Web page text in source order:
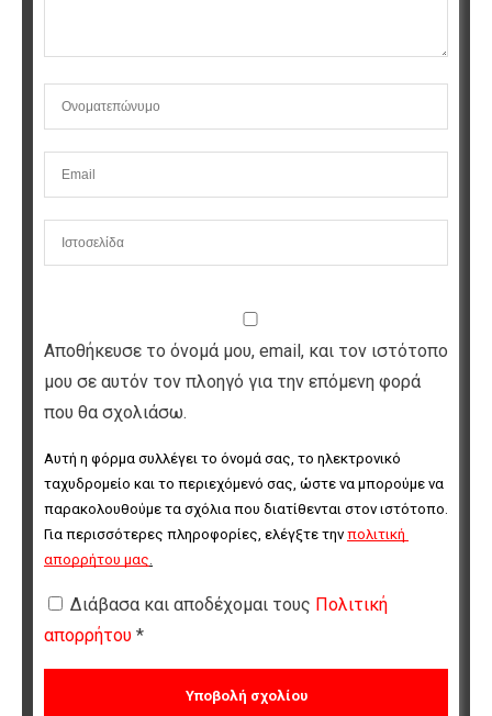
Αποθήκευσε το όνομά μου, email, και τον ιστότοπο
μου σε αυτόν τον πλοηγό για την επόμενη φορά
που θα σχολιάσω.
Αυτή η φόρμα συλλέγει το όνομά σας, το ηλεκτρονικό
ταχυδρομείο και το περιεχόμενό σας, ώστε να μπορούμε να
παρακολουθούμε τα σχόλια που διατίθενται στον ιστότοπο.
Για περισσότερες πληροφορίες, ελέγξτε την πολιτική
απορρήτου μας.
Διάβασα και αποδέχομαι τους Πολιτική
απορρήτου *